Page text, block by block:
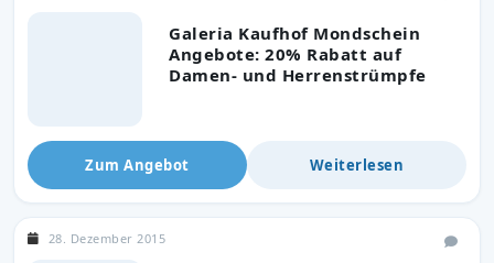
Galeria Kaufhof Mondschein
Angebote: 20% Rabatt auf
Damen- und Herrenstrümpfe
Zum Angebot Weiterlesen
28. Dezember 2015